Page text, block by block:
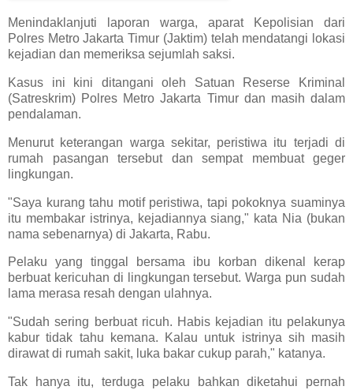
Menindaklanjuti laporan warga, aparat Kepolisian dari
Polres Metro Jakarta Timur (Jaktim) telah mendatangi lokasi
kejadian dan memeriksa sejumlah saksi.
Kasus ini kini ditangani oleh Satuan Reserse Kriminal
(Satreskrim) Polres Metro Jakarta Timur dan masih dalam
pendalaman.
Menurut keterangan warga sekitar, peristiwa itu terjadi di
rumah pasangan tersebut dan sempat membuat geger
lingkungan.
"Saya kurang tahu motif peristiwa, tapi pokoknya suaminya
itu membakar istrinya, kejadiannya siang," kata Nia (bukan
nama sebenarnya) di Jakarta, Rabu.
Pelaku yang tinggal bersama ibu korban dikenal kerap
berbuat kericuhan di lingkungan tersebut. Warga pun sudah
lama merasa resah dengan ulahnya.
"Sudah sering berbuat ricuh. Habis kejadian itu pelakunya
kabur tidak tahu kemana. Kalau untuk istrinya sih masih
dirawat di rumah sakit, luka bakar cukup parah," katanya.
Tak hanya itu, terduga pelaku bahkan diketahui pernah